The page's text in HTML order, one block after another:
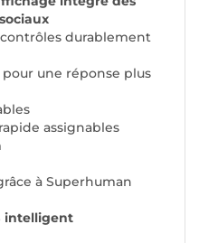
durablement
une réponse plus
assignables
à Superhuman
intelligent